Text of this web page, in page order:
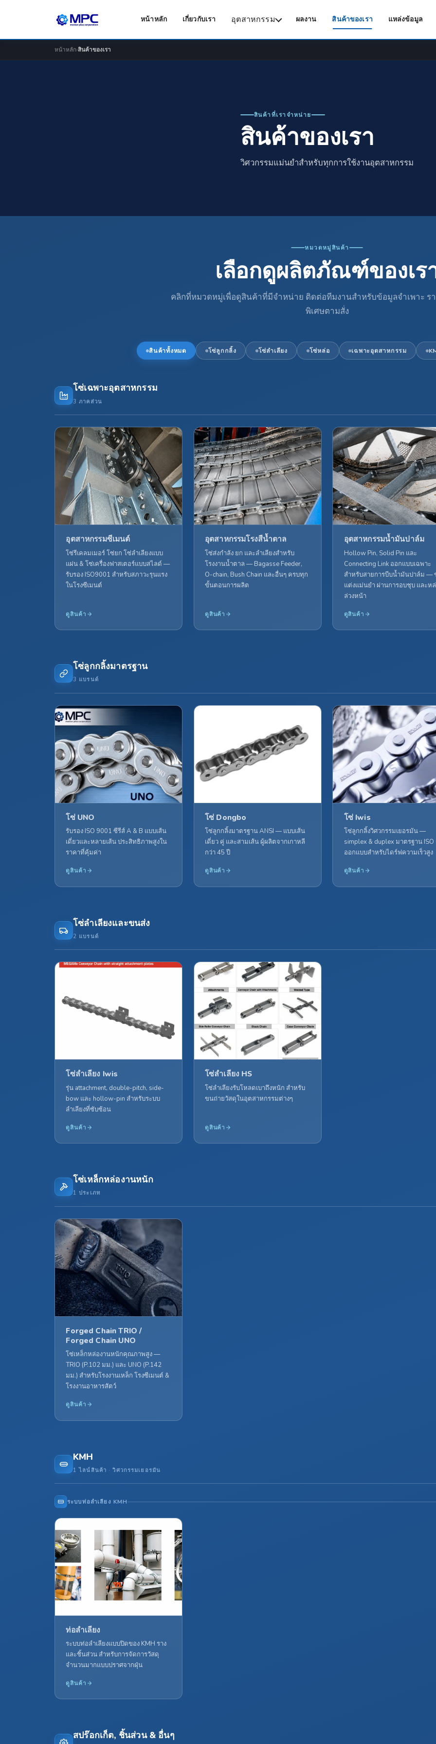
หน้าหลัก เกี่ยวกับเรา อุตสาหกรรม ผลงาน สินค้าของเรา แหล่งข้อมูล
หน้าหลัก›สินค้าของเรา
สินค้าที่เราจำหน่าย
สินค้าของเรา
วิศวกรรมแม่นยำสำหรับทุกการใช้งานอุตสาหกรรม
หมวดหมู่สินค้า
เลือกดูผลิตภัณฑ์ของเร
คลิกที่หมวดหมู่เพื่อดูสินค้าที่มีจำหน่าย ติดต่อทีมงานสำหรับข้อมูลจำเพาะ ร
พิเศษตามสั่ง
สินค้าทั้งหมด โซ่ลูกกลิ้ง โซ่ลำเลียง โซ่หล่อ เฉพาะอุตสาหกรรม
โซ่เฉพาะอุตสาหกรรม
3 ภาคส่วน
อุตสาหกรรมซีเมนต์
โซ่รีเคลมเมอร์ โซ่ยก โซ่ลำเลียงแบบ
แผ่น & โซ่เครื่องฟาสเตอร์แบบสไลด์ —
รับรอง ISO9001 สำหรับสภาวะรุนแรง
ในโรงซีเมนต์
ดูสินค้า
อุตสาหกรรมโรงสีน้ำตาล
โซ่ส่งกำลัง ยก และลำเลียงสำหรับ
โรงงานน้ำตาล — Bagasse Feeder,
O-chain, Bush Chain และอื่นๆ ครบทุก
ขั้นตอนการผลิต
ดูสินค้า
อุตสาหกรรมน้ำมันปาล์ม
Hollow Pin, Solid Pin และ
Connecting Link ออกแบบเฉพาะ
สำหรับสายการบีบน้ำมันปาล์ม —
แต่งแม่นยำ ผ่านการอบชุบ และห
ล่วงหน้า
ดูสินค้า
โซ่ลูกกลิ้งมาตรฐาน
3 แบรนด์
โซ่ UNO
รับรอง ISO 9001 ซีรีส์ A & B แบบเส้น
เดี่ยวและหลายเส้น ประสิทธิภาพสูงใน
ราคาที่คุ้มค่า
ดูสินค้า
โซ่ Dongbo
โซ่ลูกกลิ้งมาตรฐาน ANSI — แบบเส้น
เดี่ยว คู่ และสามเส้น ผู้ผลิตจากเกาหลี
กว่า 45 ปี
ดูสินค้า
โซ่ Iwis
โซ่ลูกกลิ้งวิศวกรรมเยอรมัน —
simplex & duplex มาตรฐาน ISO
ออกแบบสำหรับไดร์ฟความเร็วสูง
ดูสินค้า
โซ่ลำเลียงและขนส่ง
2 แบรนด์
โซ่ลำเลียง Iwis
รุ่น attachment, double-pitch, side-
bow และ hollow-pin สำหรับระบบ
ลำเลียงที่ซับซ้อน
ดูสินค้า
โซ่ลำเลียง HS
โซ่ลำเลียงรับโหลดเบาถึงหนัก สำหรับ
ขนถ่ายวัสดุในอุตสาหกรรมต่างๆ
ดูสินค้า
โซ่เหล็กหล่องานหนัก
1 ประเภท
Forged Chain TRIO /
Forged Chain UNO
โซ่เหล็กหล่องานหนักคุณภาพสูง —
TRIO (P.102 มม.) และ UNO (P.142
มม.) สำหรับโรงงานเหล็ก โรงซีเมนต์ &
โรงงานอาหารสัตว์
ดูสินค้า
KMH
1 ไลน์สินค้า · วิศวกรรมเยอรมัน
ระบบท่อลำเลียง KMH
ท่อลำเลียง
ระบบท่อลำเลียงแบบปิดของ KMH ราง
และชิ้นส่วน สำหรับการจัดการวัสดุ
จำนวนมากแบบปราศจากฝุ่น
ดูสินค้า
สปร๊อกเก็ต, ชิ้นส่วน & อื่นๆ